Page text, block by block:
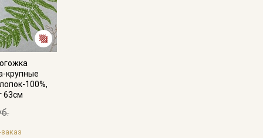
крупные
100%,
63см
Ознакомлен(а) с
данных
Даю
информационных рассылок